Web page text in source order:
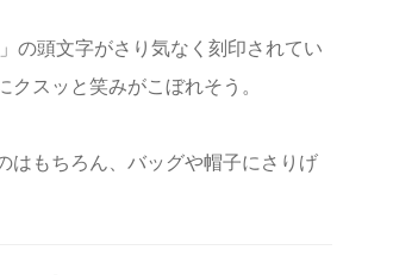
の頭文字がさり気なく刻印されてい
スッと笑みがこぼれそう。
はもちろん、バッグや帽子にさりげ